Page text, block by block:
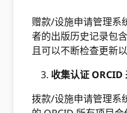
赠款/设施申请管理系
者的出版历史记录包
且可以不断检查更新
收集认证 ORCID
拨款/设施申请管理系